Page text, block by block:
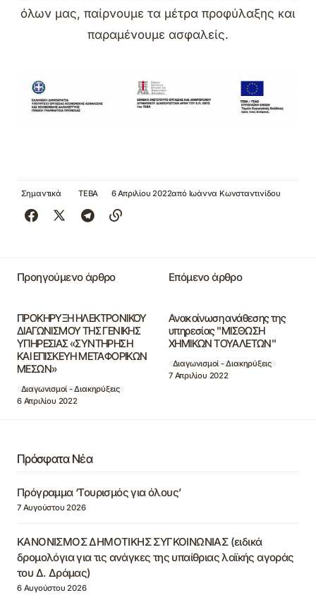
όλων μας, παίρνουμε τα μέτρα προφύλαξης και
παραμένουμε ασφαλείς.
Σημαντικά ΤΕΒΑ 6 Απριλίου 2022από Ιωάννα Κωνσταντινίδου
Προηγούμενο άρθρο
ΠΡΟΚΗΡΥΞΗ ΗΛΕΚΤΡΟΝΙΚΟΥ
ΔΙΑΓΩΝΙΣΜΟΥ ΤΗΣ ΓΕΝΙΚΗΣ
ΥΠΗΡΕΣΙΑΣ «ΣΥΝΤΗΡΗΣΗ
ΚΑΙ ΕΠΙΣΚΕΥΗ ΜΕΤΑΦΟΡΙΚΩΝ
ΜΕΣΩΝ»
Διαγωνισμοί - Διακηρύξεις
6 Απριλίου 2022
Επόμενο άρθρο
Ανακοίνωση ανάθεσης της
υπηρεσίας ''ΜΙΣΘΩΣΗ
ΧΗΜΙΚΩΝ ΤΟΥΑΛΕΤΩΝ''
Διαγωνισμοί - Διακηρύξεις
7 Απριλίου 2022
Πρόσφατα Νέα
Πρόγραμμα ‘Τουρισμός για όλους’
7 Αυγούστου 2026
ΚΑΝΟΝΙΣΜΟΣ ΔΗΜΟΤΙΚΗΣ ΣΥΓΚΟΙΝΩΝΙΑΣ (ειδικά
δρομολόγια για τις ανάγκες της υπαίθριας λαϊκής αγοράς
του Δ. Δράμας)
6 Αυγούστου 2026